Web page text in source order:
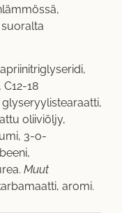
18
oliiviöljy,
3-o-
Muut
aromi.